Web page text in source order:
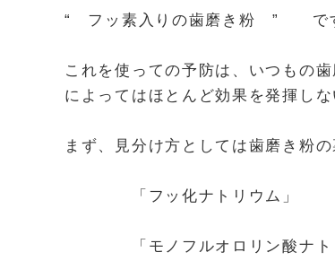
“ フッ素入りの歯磨き粉 ” で
これを使っての予防は、いつもの
によってはほとんど効果を発揮しな
まず、見分け方としては歯磨き粉
「フッ化ナトリウム」
「モノフルオロリン酸ナト